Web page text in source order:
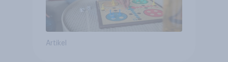
Artikel